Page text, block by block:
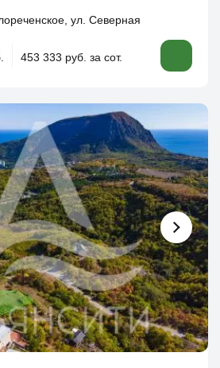
ул. Северная
453 333 руб. за сот.